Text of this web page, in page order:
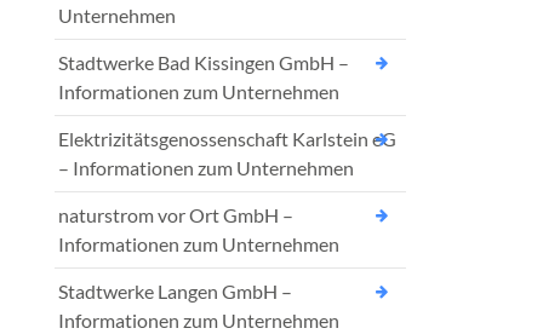
Unternehmen
Stadtwerke Bad Kissingen GmbH –
Informationen zum Unternehmen
Elektrizitätsgenossenschaft Karlstein eG
– Informationen zum Unternehmen
naturstrom vor Ort GmbH –
Informationen zum Unternehmen
Stadtwerke Langen GmbH –
Informationen zum Unternehmen